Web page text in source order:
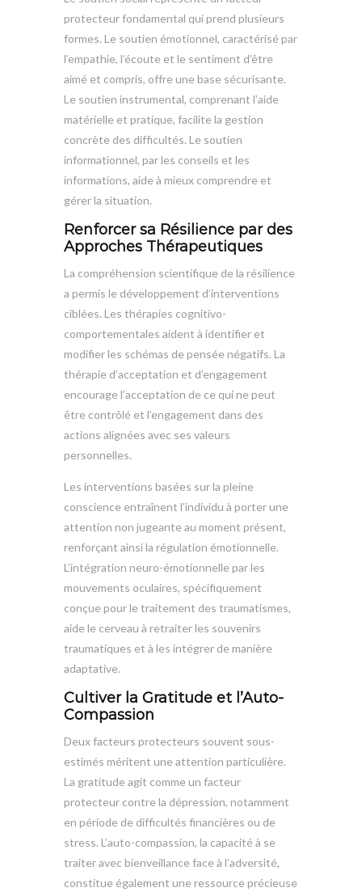
protecteur fondamental qui prend plusieurs
formes. Le soutien émotionnel, caractérisé par
l’empathie, l’écoute et le sentiment d’être
aimé et compris, offre une base sécurisante.
Le soutien instrumental, comprenant l’aide
matérielle et pratique, facilite la gestion
concrète des difficultés. Le soutien
informationnel, par les conseils et les
informations, aide à mieux comprendre et
gérer la situation.
Renforcer sa Résilience par des
Approches Thérapeutiques
La compréhension scientifique de la résilience
a permis le développement d’interventions
ciblées. Les thérapies cognitivo-
comportementales aident à identifier et
modifier les schémas de pensée négatifs. La
thérapie d’acceptation et d’engagement
encourage l’acceptation de ce qui ne peut
être contrôlé et l’engagement dans des
actions alignées avec ses valeurs
personnelles.
Les interventions basées sur la pleine
conscience entraînent l’individu à porter une
attention non jugeante au moment présent,
renforçant ainsi la régulation émotionnelle.
L’intégration neuro-émotionnelle par les
mouvements oculaires, spécifiquement
conçue pour le traitement des traumatismes,
aide le cerveau à retraiter les souvenirs
traumatiques et à les intégrer de manière
adaptative.
Cultiver la Gratitude et l’Auto-
Compassion
Deux facteurs protecteurs souvent sous-
estimés méritent une attention particulière.
La gratitude agit comme un facteur
protecteur contre la dépression, notamment
en période de difficultés financières ou de
stress. L’auto-compassion, la capacité à se
traiter avec bienveillance face à l’adversité,
constitue également une ressource précieuse